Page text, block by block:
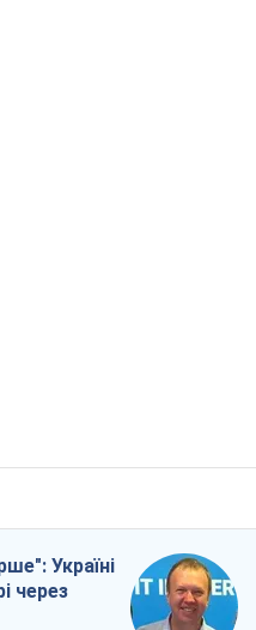
Україні
через